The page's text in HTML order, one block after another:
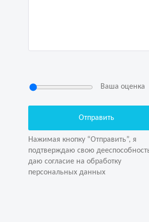
Ваша оценка
Нажимая кнопку “Отправить”, я
подтверждаю свою
даю согласие на обработку
персональных данных
Нажимая кнопку “Отправить”, я
даю согласие на обработку
персональных данных